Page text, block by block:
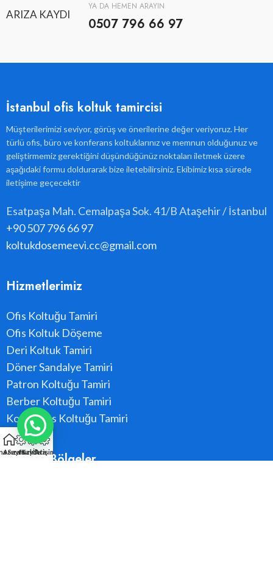
ARIZA KAYDI
YA DA HEMEN ARAYIN
0507 796 66 97
İstanbul ofis koltuk tamircisi
Müşterilerimizi seviyor, görüş ve önerilerine değer veriyoruz. Her
türlü ofis, büro ve konferans koltuklarınız ve memnun olduğunuz ve
geliştirmemiz gerektiğini düşündüğünüz noktaları iletmek üzere
aşağıdaki formu doldurarak bize iletebilirsiniz. Ekibimiz kısa sürede
iletişime geçecektir
Esatpaşa Mah. Cemalpaşa Sok. 41/B Ataşehir / İstanbul
+90 507 796 66 97
koltukdosemeevi.cc@gmail.com
Hizmetlerimiz
Ofis Koltuğu Tamiri
Ofis Koltuk Döşeme
Deri Koltuk Tamiri
Döner Sandalye Tamiri
Patron Koltuğu Tamiri
Berber Koltuğu Tamiri
Konferans Koltuğu Tamiri
Hizmet Bölgeler
Sayfa
Arıza Kaydı
Hızlı Ara
İletişim